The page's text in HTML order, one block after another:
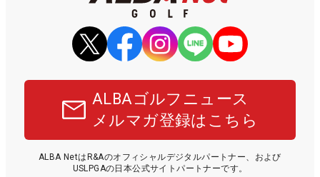
ALBAゴルフニュース
メルマガ登録はこちら
ALBA NetはR&Aのオフィシャルデジタルパートナー、および
USLPGAの日本公式サイトパートナーです。